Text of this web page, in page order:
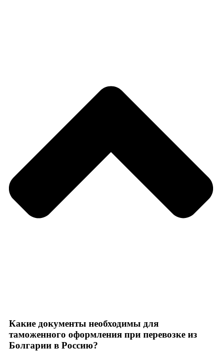
Какие документы необходимы для
таможенного оформления при перевозке из
Болгарии в Россию?